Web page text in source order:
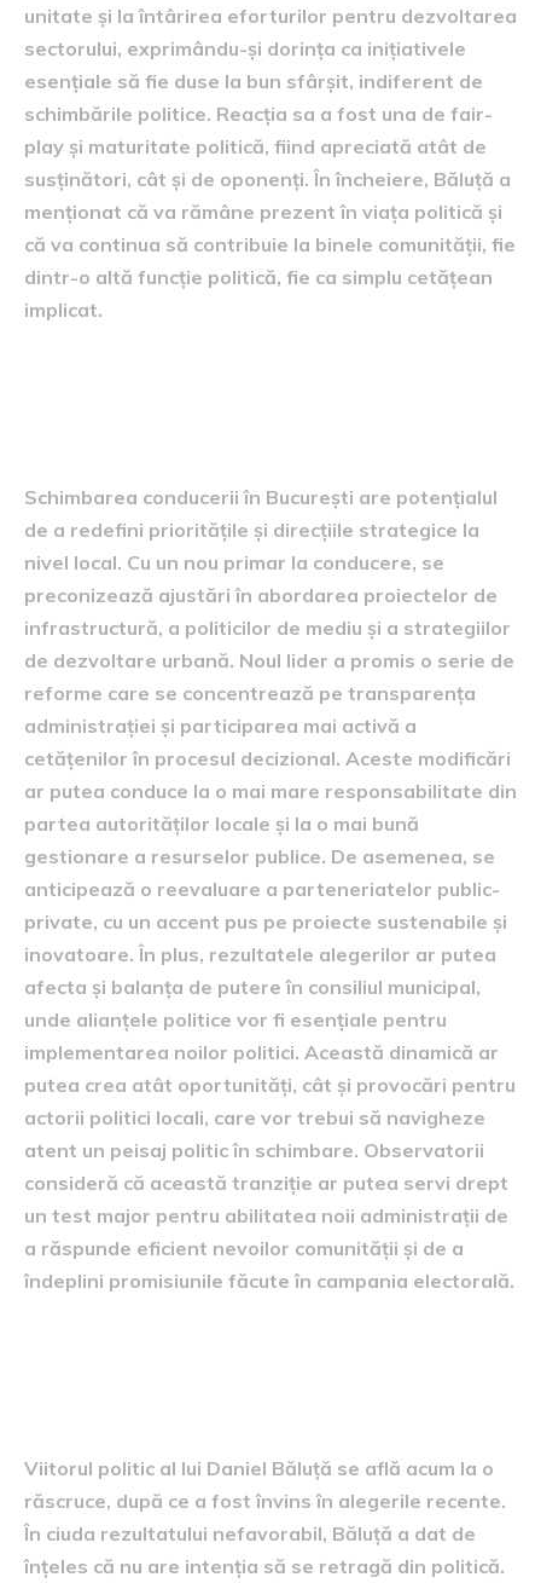
unitate și la întârirea eforturilor pentru dezvoltarea
sectorului, exprimându-și dorința ca inițiativele
esențiale să fie duse la bun sfârșit, indiferent de
schimbările politice. Reacția sa a fost una de fair-
play și maturitate politică, fiind apreciată atât de
susținători, cât și de oponenți. În încheiere, Băluță a
menționat că va rămâne prezent în viața politică și
că va continua să contribuie la binele comunității, fie
dintr-o altă funcție politică, fie ca simplu cetățean
implicat.
Schimbarea conducerii în București are potențialul
de a redefini prioritățile și direcțiile strategice la
nivel local. Cu un nou primar la conducere, se
preconizează ajustări în abordarea proiectelor de
infrastructură, a politicilor de mediu și a strategiilor
de dezvoltare urbană. Noul lider a promis o serie de
reforme care se concentrează pe transparența
administrației și participarea mai activă a
cetățenilor în procesul decizional. Aceste modificări
ar putea conduce la o mai mare responsabilitate din
partea autorităților locale și la o mai bună
gestionare a resurselor publice. De asemenea, se
anticipează o reevaluare a parteneriatelor public-
private, cu un accent pus pe proiecte sustenabile și
inovatoare. În plus, rezultatele alegerilor ar putea
afecta și balanța de putere în consiliul municipal,
unde alianțele politice vor fi esențiale pentru
implementarea noilor politici. Această dinamică ar
putea crea atât oportunități, cât și provocări pentru
actorii politici locali, care vor trebui să navigheze
atent un peisaj politic în schimbare. Observatorii
consideră că această tranziție ar putea servi drept
un test major pentru abilitatea noii administrații de
a răspunde eficient nevoilor comunității și de a
îndeplini promisiunile făcute în campania electorală.
Viitorul politic al lui Daniel Băluță se află acum la o
răscruce, după ce a fost învins în alegerile recente.
În ciuda rezultatului nefavorabil, Băluță a dat de
înțeles că nu are intenția să se retragă din politică.